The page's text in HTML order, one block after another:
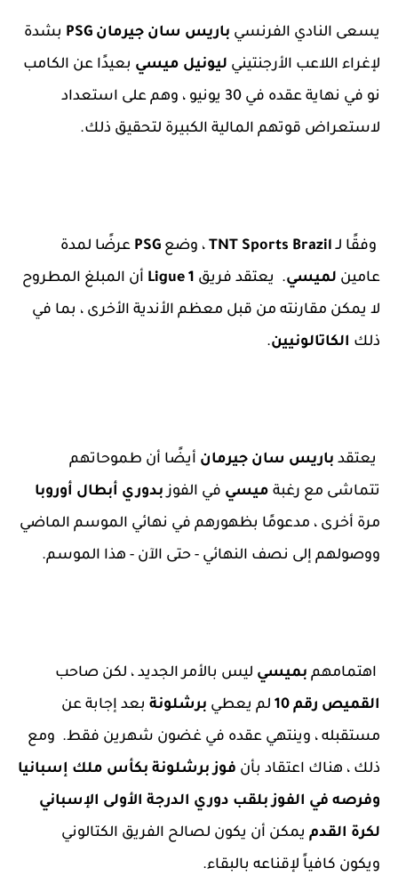
يسعى النادي الفرنسي باريس سان جيرمان PSG
بشدة
لإغراء اللاعب الأرجنتيني ليونيل ميسي بعيدًا عن الكامب
نو في نهاية عقده في 30 يونيو ، وهم على استعداد
لاستعراض قوتهم المالية الكبيرة لتحقيق ذلك.
وفقًا لـ TNT Sports Brazil ، وضع PSG عرضًا لمدة
عامين لميسي. يعتقد فريق Ligue 1 أن المبلغ المطروح
لا يمكن مقارنته من قبل معظم الأندية الأخرى ، بما في
ذلك الكاتالونيين.
يعتقد باريس سان جيرمان أيضًا أن طموحاتهم
تتماشى مع رغبة ميسي في الفوزبدوري أبطال أوروبا
مرة أخرى ، مدعومًا بظهورهم في نهائي الموسم الماضي
ووصولهم إلى نصف النهائي - حتى الآن - هذا الموسم.
اهتمامهم بميسي ليس بالأمر الجديد ، لكن صاحب
القميص رقم 10
لم يعطي برشلونة بعد إجابة عن
مستقبله ، وينتهي عقده في غضون شهرين فقط. ومع
ذلك ، هناك اعتقاد بأن فوز برشلونة بكأس ملك إسبانيا
وفرصه في الفوز بلقب دوري الدرجة الأولى الإسباني
لكرة القدم يمكن أن يكون لصالح الفريق الكتالوني
ويكون كافياً لإقناعه بالبقاء.